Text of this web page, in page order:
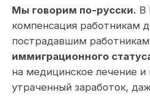
Мы говорим по-русски. В
компенсация работникам
пострадавшим работникам
иммиграционного
на медицинское лечение и
утраченный заработок,